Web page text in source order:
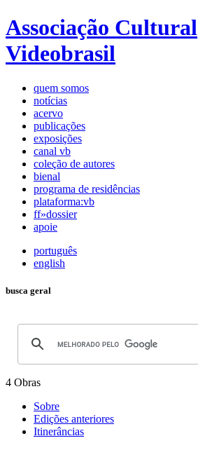
Associação Cultural
Videobrasil
quem somos
notícias
acervo
publicações
exposições
canal vb
coleção de autores
bienal
programa de residências
plataforma:vb
ff»dossier
apoie
português
english
busca geral
4 Obras
Sobre
Edições anteriores
Itinerâncias